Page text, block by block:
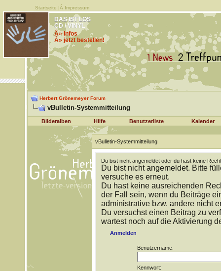
Startseite |Â Impressum
DAS IST LOS
CD / VINYL
Â» Infos
Â» jetzt bestellen!
Herbert Grönemeyer Forum
vBulletin-Systemmitteilung
Bilderalben Hilfe Benutzerliste Kalender
vBulletin-Systemmitteilung
Du bist nicht angemeldet oder du hast keine
Du bist nicht angemeldet. Bitte
versuche es erneut.
Du hast keine ausreichenden
der Fall sein, wenn du Beiträge
administrative bzw. andere nicht
Du versuchst einen Beitrag zu
wartest noch auf die Aktivierung
Anmelden
Benutzername:
Kennwort: